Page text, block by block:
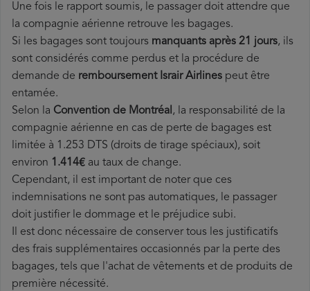
Une fois le rapport soumis, le passager doit attendre que
la compagnie aérienne retrouve les bagages.
Si les bagages sont toujours manquants après 21 jours, ils
sont considérés comme perdus et la procédure de
demande de remboursement Israir Airlines peut être
entamée.
Selon la Convention de Montréal, la responsabilité de la
compagnie aérienne en cas de perte de bagages est
limitée à 1.253 DTS (droits de tirage spéciaux), soit
environ 1.414€ au taux de change.
Cependant, il est important de noter que ces
indemnisations ne sont pas automatiques, le passager
doit justifier le dommage et le préjudice subi.
Il est donc nécessaire de conserver tous les justificatifs
des frais supplémentaires occasionnés par la perte des
bagages, tels que l'achat de vêtements et de produits de
première nécessité.